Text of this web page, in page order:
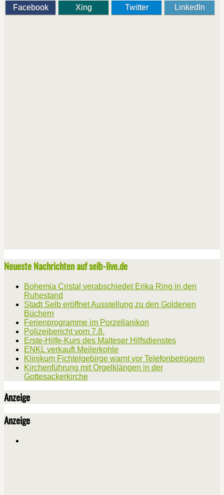
Facebook Xing Twitter LinkedIn
Neueste Nachrichten auf selb-live.de
Bohemia Cristal verabschiedet Erika Ring in den
Ruhestand
Stadt Selb eröffnet Ausstellung zu den Goldenen
Büchern
Ferienprogramme im Porzellanikon
Polizeibericht vom 7.8.
Erste-Hilfe-Kurs des Malteser Hilfsdienstes
ENKL verkauft Meilerkohle
Klinikum Fichtelgebirge warnt vor Telefonbetrügern
Kirchenführung mit Orgelklängen in der
Gottesackerkirche
Anzeige
Anzeige